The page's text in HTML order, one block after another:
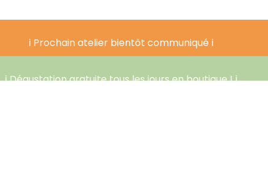
ℹ️ Prochain atelier bientôt communiqué ℹ️
ℹ️ Dégustation gratuite tous les jours en boutique ! ℹ️